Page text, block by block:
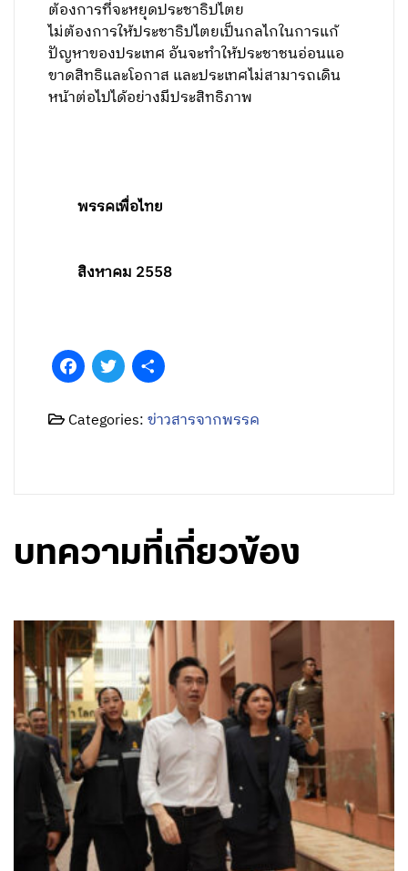
ต้องการที่จะหยุดประชาธิปไตย
ไม่ต้องการให้ประชาธิปไตยเป็นกลไกในการแก้
ปัญหาของประเทศ อันจะทำให้ประชาชนอ่อนแอ
ขาดสิทธิและโอกาส และประเทศไม่สามารถเดิน
หน้าต่อไปได้อย่างมีประสิทธิภาพ
พรรคเพื่อไทย
สิงหาคม 2558
FacebookTwitter
Categories:ข่าวสารจากพรรค
บทความที่เกี่ยวข้อง